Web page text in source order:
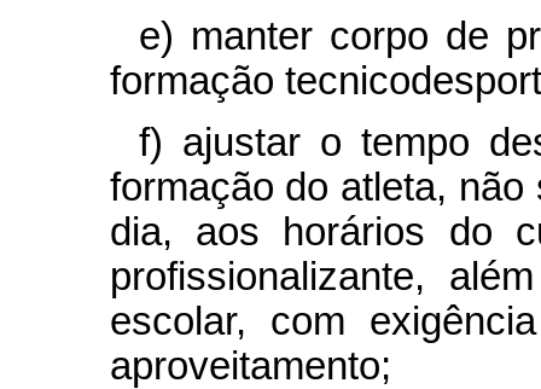
e) manter corpo de
formação
f) ajustar o tempo
formação do atleta,
dia, aos horários do
profissionalizante,
escolar, com
aproveitamento;